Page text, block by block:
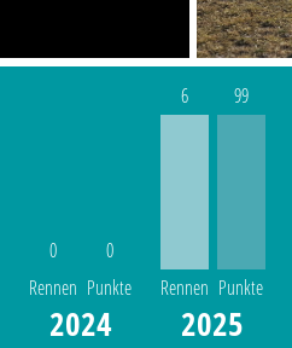
0
Rennen
0
Punkte
2024
6
Rennen
99
Punkte
2025